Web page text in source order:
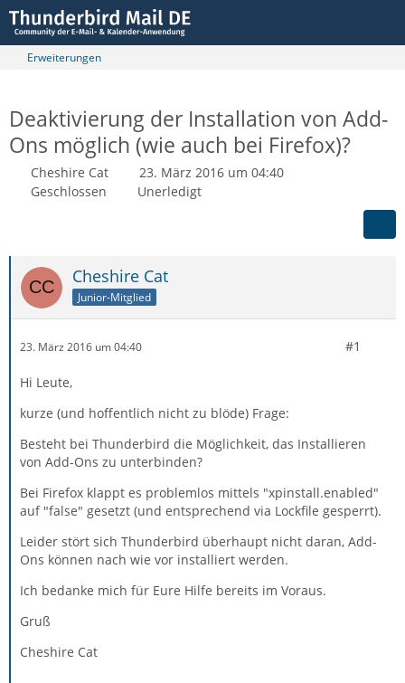
Erweiterungen
Deaktivierung der Installation von Add-
Ons möglich (wie auch bei Firefox)?
Cheshire Cat
23. März 2016 um 04:40
Geschlossen
Unerledigt
Cheshire Cat
Junior-Mitglied
23. März 2016 um 04:40 #1
Hi Leute,
kurze (und hoffentlich nicht zu blöde) Frage:
Besteht bei Thunderbird die Möglichkeit, das Installieren
von Add-Ons zu unterbinden?
Bei Firefox klappt es problemlos mittels "xpinstall.enabled"
auf "false" gesetzt (und entsprechend via Lockfile gesperrt).
Leider stört sich Thunderbird überhaupt nicht daran, Add-
Ons können nach wie vor installiert werden.
Ich bedanke mich für Eure Hilfe bereits im Voraus.
Gruß
Cheshire Cat